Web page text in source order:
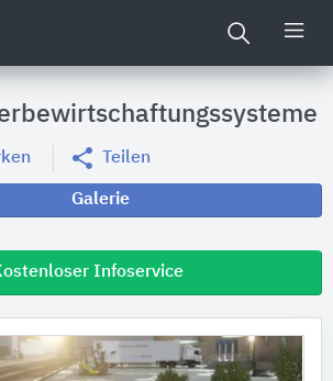
Teilen
Galerie
Infoservice